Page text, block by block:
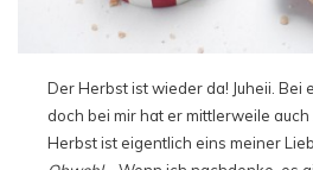
Der Herbst ist wieder da! Juheii. Bei
doch bei mir hat er mittlerweile auch
Herbst ist eigentlich eins meiner